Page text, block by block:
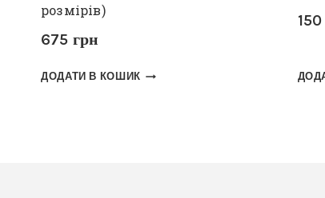
розмірів)
675 грн
ДОДАТИ В КОШИК